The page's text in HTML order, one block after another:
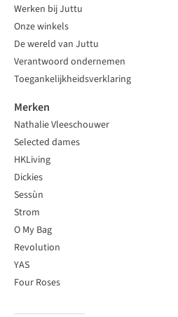
Werken bij Juttu
Onze winkels
De wereld van Juttu
Verantwoord ondernemen
Toegankelijkheidsverklaring
Merken
Nathalie Vleeschouwer
Selected dames
HKLiving
Dickies
Sessùn
Strom
O My Bag
Revolution
YAS
Four Roses